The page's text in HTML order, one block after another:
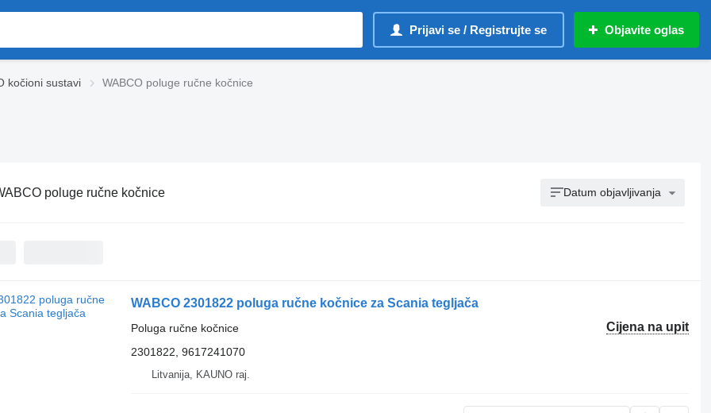
Prijavi se / Registrujte se Objavite oglas
kočioni sustavi WABCO poluge ručne kočnice
poluge ručne kočnice Datum objavljivanja
WABCO 2301822 poluga ručne kočnice za Scania tegljača
Cijena na upit
Poluga ručne kočnice
2301822, 9617241070
Litvanija, KAUNO raj.